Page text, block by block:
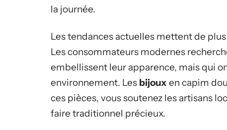
la journée.
Les tendances actuelles mettent de
Les consommateurs modernes
embellissent leur apparence, mais qui
environnement. Les bijoux en capim
ces pièces, vous soutenez les artisans
faire traditionnel précieux.